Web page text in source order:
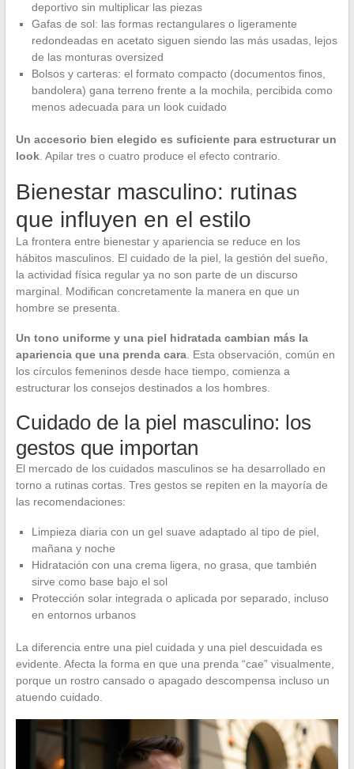
deportivo sin multiplicar las piezas
Gafas de sol: las formas rectangulares o ligeramente
redondeadas en acetato siguen siendo las más usadas, lejos
de las monturas oversized
Bolsos y carteras: el formato compacto (documentos finos,
bandolera) gana terreno frente a la mochila, percibida como
menos adecuada para un look cuidado
Un accesorio bien elegido es suficiente para estructurar un
look. Apilar tres o cuatro produce el efecto contrario.
Bienestar masculino: rutinas
que influyen en el estilo
La frontera entre bienestar y apariencia se reduce en los
hábitos masculinos. El cuidado de la piel, la gestión del sueño,
la actividad física regular ya no son parte de un discurso
marginal. Modifican concretamente la manera en que un
hombre se presenta.
Un tono uniforme y una piel hidratada cambian más la
apariencia que una prenda cara. Esta observación, común en
los círculos femeninos desde hace tiempo, comienza a
estructurar los consejos destinados a los hombres.
Cuidado de la piel masculino: los
gestos que importan
El mercado de los cuidados masculinos se ha desarrollado en
torno a rutinas cortas. Tres gestos se repiten en la mayoría de
las recomendaciones:
Limpieza diaria con un gel suave adaptado al tipo de piel,
mañana y noche
Hidratación con una crema ligera, no grasa, que también
sirve como base bajo el sol
Protección solar integrada o aplicada por separado, incluso
en entornos urbanos
La diferencia entre una piel cuidada y una piel descuidada es
evidente. Afecta la forma en que una prenda “cae” visualmente,
porque un rostro cansado o apagado descompensa incluso un
atuendo cuidado.